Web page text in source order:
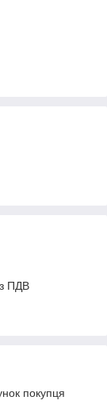
ПДВ
покупця